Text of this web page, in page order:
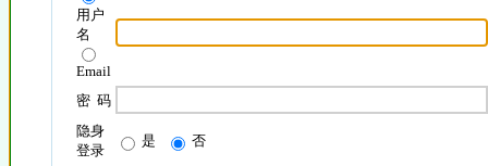
用户
名
Email
密 码
隐身
登录
是 否